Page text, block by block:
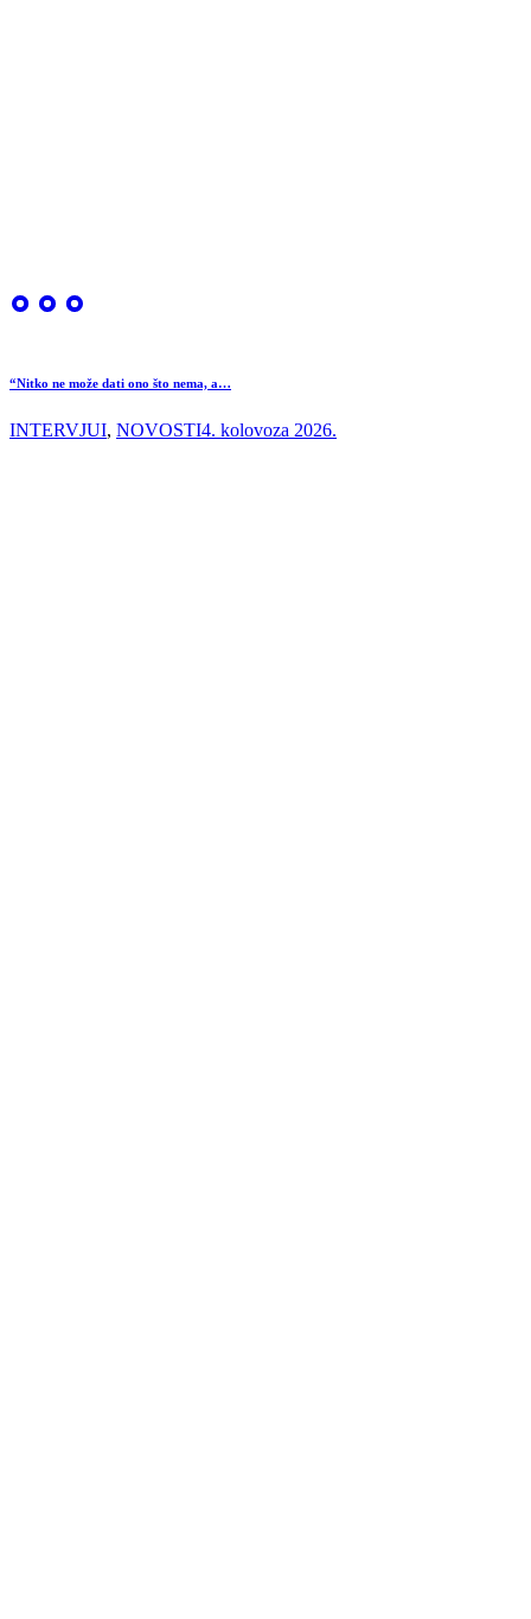
“Nitko ne može dati ono što nema, a…
INTERVJUI, NOVOSTI4. kolovoza 2026.